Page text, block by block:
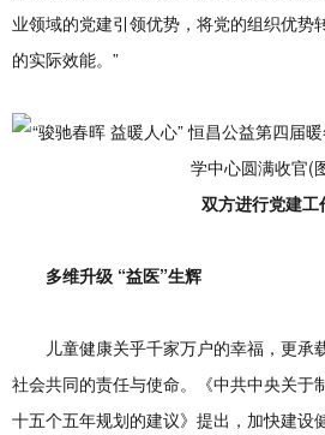
业领域的党建引领优势，将党的组织优势
的实际效能。”
双方进行党建工
多维升级 “益医”生辉
儿童健康关乎千家万户的幸福，更承
社会共同的责任与使命。《中共中央关于
十五个五年规划的建议》提出，加快建设